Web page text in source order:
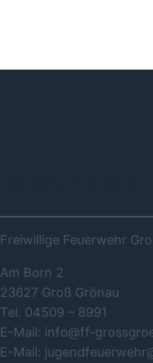
Freiwillige Feuerwehr
Am Born 2
23627 Groß Grönau
Tel. 04509 – 8991
E-Mail: info@ff-
E-Mail: